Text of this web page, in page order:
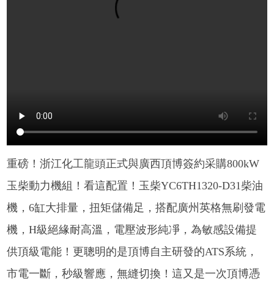
重磅！浙江化工龍頭正式與廣西頂博簽約采購800kW
玉柴動力機組！看這配置！玉柴YC6TH1320-D31柴油
機，6缸大排量，扭矩儲備足，搭配廣州英格無刷發電
機，H級絕緣耐高溫，電壓波形純凈，為敏感設備提
供頂級電能！更聰明的是頂博自主研發的ATS系統，
市電一斷，秒級響應，無縫切換！這又是一次頂博憑